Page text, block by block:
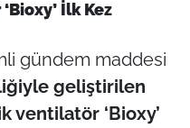
İlk Kez
gündem maddesi
geliştirilen
ventilatör ‘Bioxy’